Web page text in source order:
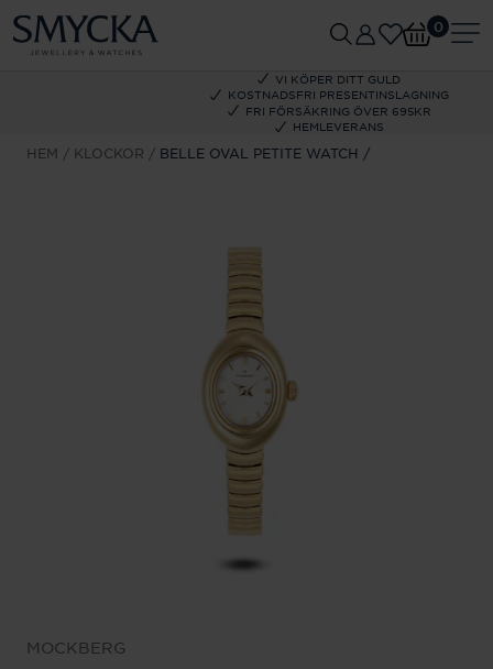
VI KÖPER DITT GULD
KOSTNADSFRI PRESENTINSLAGNING
FRI FÖRSÄKRING ÖVER 695KR
HEMLEVERANS
0
HEM KLOCKOR BELLE OVAL PETITE WATCH
MOCKBERG